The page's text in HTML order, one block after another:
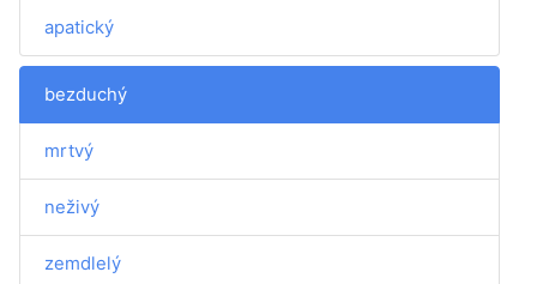
apatický
bezduchý
mrtvý
neživý
zemdlelý